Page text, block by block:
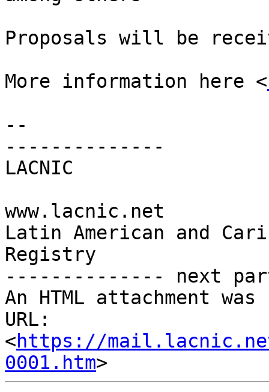
Proposals will be
More information here <
--
--------------
LACNIC
www.lacnic.net
Latin American and
Registry
-------------- next
An HTML attachment
URL:
<https://mail.lacnic.net/
0001.htm